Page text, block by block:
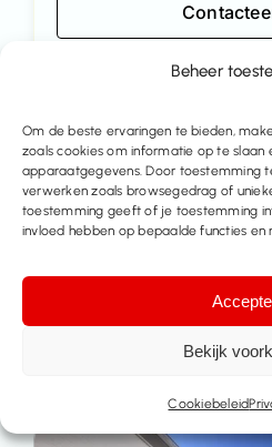
Beheer
Om de beste ervaringen te bieden,
zoals cookies om informatie op te
apparaatgegevens. Door toestemming
verwerken zoals browsegedrag of
toestemming geeft of je toestemming
invloed hebben op bepaalde functies en
Bekijk
Cookiebeleid
Deel dit